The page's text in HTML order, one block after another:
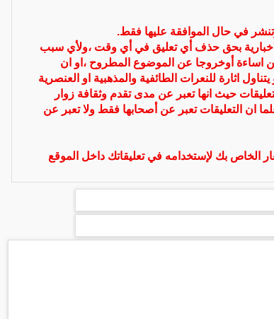
في حال الموافقة عليها فقط.
بحق حذف أي تعليق في أي وقت ،ولأي سبب
اساءة أوخروجا عن الموضوع المطروح ،او ان
اثارة للنعرات الطائفية والمذهبية او العنصرية
حيث انها تعبر عن مدى تقدم وثقافة زوار
ان التعليقات تعبر عن أصحابها فقط ولا تعبر عن
الخاص بك لإستخدامه في تعليقاتك داخل الموقع